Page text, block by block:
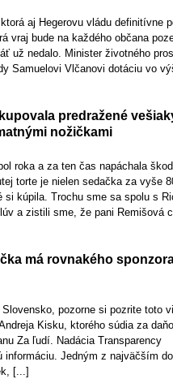
aj Hegerovu vládu definitívne
vraj bude na každého občana
už nedalo. Minister životného
Samuelovi Vlčanovi dotáciu vo
predražené
nožičkami
roka a za ten čas napáchala
torte je nielen sedačka za vyše
kúpila. Trochu sme sa spolu s
a zistili sme, že pani Remišová
má rovnakého
pozorne si pozrite toto
Kisku, ktorého súdia za
Za ľudí. Nadácia Transparency
informáciu. Jedným z najväčším
[...]